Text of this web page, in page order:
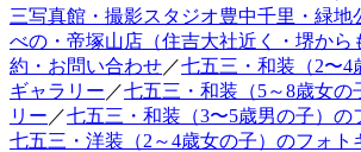
三写真館・撮影スタジオ豊中千里・緑地
べの・帝塚山店（住吉大社近く・堺から
約・お問い合わせ／七五三・和装（2〜4
ギャラリー ／七五三・和装（5～8歳女の
リー ／七五三・和装（3〜5歳男の子）の
七五三・洋装（2～4歳女の子）のフォト